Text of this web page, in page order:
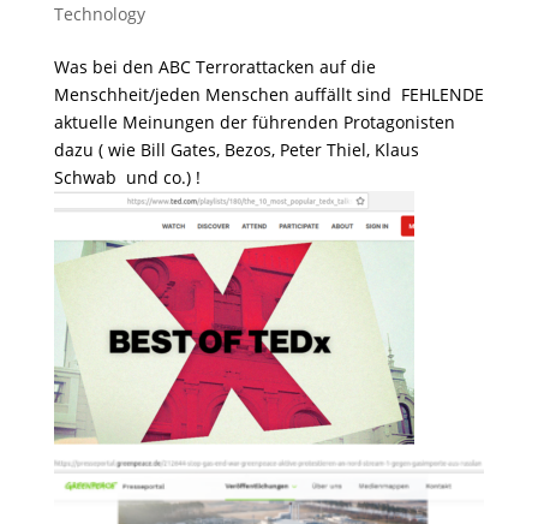
Technology
Was bei den ABC Terrorattacken auf die
Menschheit/jeden Menschen auffällt sind FEHLENDE
aktuelle Meinungen der führenden Protagonisten
dazu ( wie Bill Gates, Bezos, Peter Thiel, Klaus
Schwab und co.) !